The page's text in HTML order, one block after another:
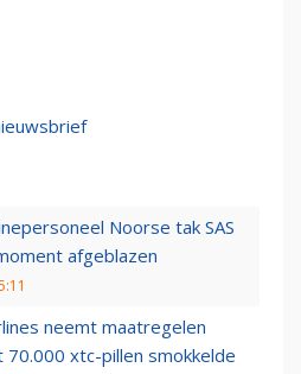
Noorse tak SAS
afgeblazen
neemt maatregelen
70.000 xtc-pillen smokkelde